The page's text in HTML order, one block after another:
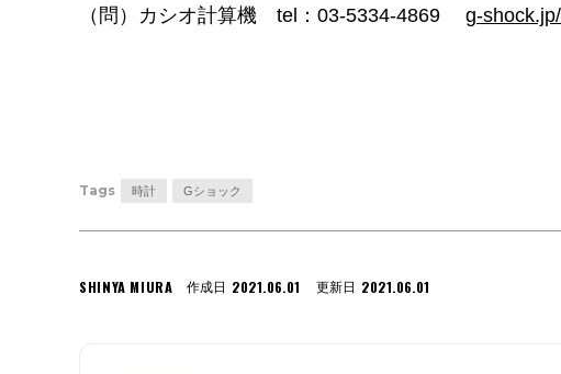
（問）カシオ計算機 tel：03-5334-4869 g-shock.jp/
Tags 時計 Gショック
SHINYA MIURA 作成日 2021.06.01 更新日 2021.06.01